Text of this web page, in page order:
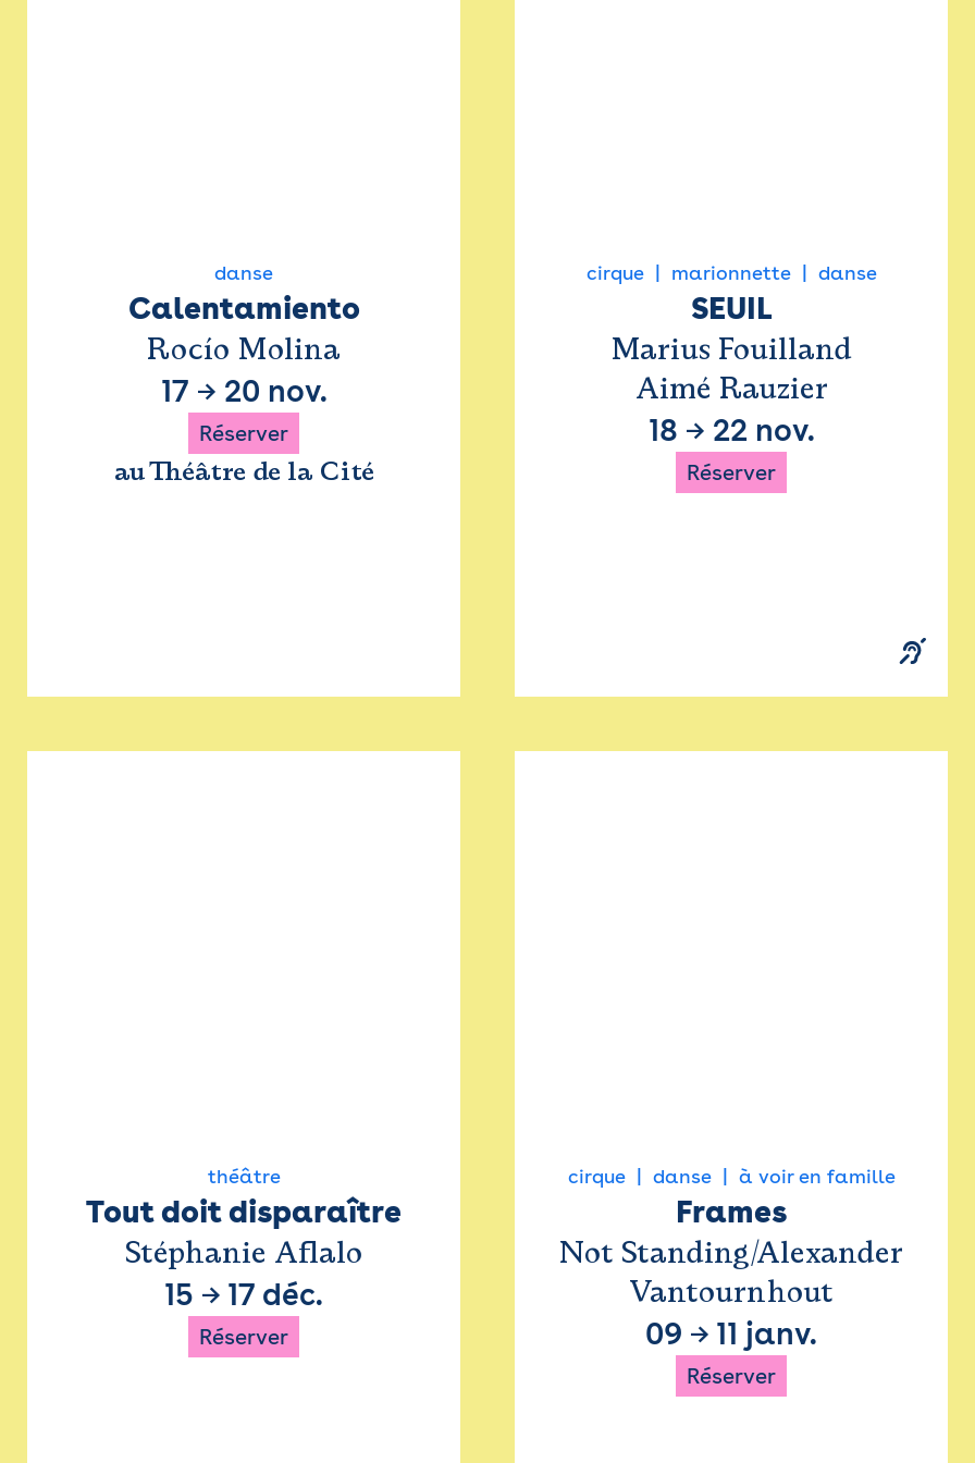
danse
Calentamiento
Rocío Molina
17 → 20 nov.
Réserver
au Théâtre de la Cité
cirque marionnette danse
SEUIL
Marius Fouilland
Aimé Rauzier
18 → 22 nov.
Réserver
théâtre
Tout doit disparaître
Stéphanie Aflalo
15 → 17 déc.
Réserver
cirque danse à voir en famille
Frames
Not Standing/Alexander
Vantournhout
09 → 11 janv.
Réserver